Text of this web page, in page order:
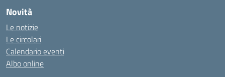
Novità
Le notizie
Le circolari
Calendario eventi
Albo online